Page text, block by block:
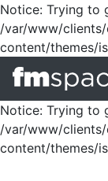
Notice: Trying to
/var/www/
content/themes/
Notice: Trying to
/var/www/
content/themes/